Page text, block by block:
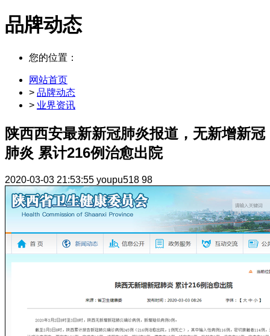
品牌动态
您的位置：
网站首页
> 品牌动态
> 业界资讯
陕西西安最新新冠肺炎报道，无新增新冠
肺炎 累计216例治愈出院
2020-03-03 21:53:55 youpu518 98